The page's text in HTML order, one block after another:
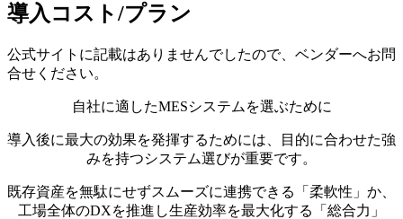
導入コスト/プラン
公式サイトに記載はありませんでしたので、ベンダーへお問
合せください。
自社に適したMESシステムを選ぶために
導入後に最大の効果を発揮するためには、目的に合わせた強
みを持つシステム選びが重要です。
既存資産を無駄にせずスムーズに連携できる「柔軟性」か、
工場全体のDXを推進し生産効率を最大化する「総合力」